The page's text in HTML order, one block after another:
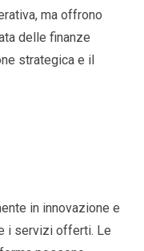
ma offrono
delle finanze
strategica e il
in innovazione e
i servizi offerti. Le